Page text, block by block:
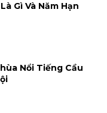
Gì Và Năm Hạn
Nổi Tiếng Cầu